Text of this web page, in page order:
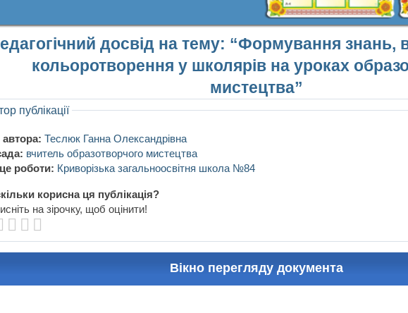
досвід на тему: “Формування знань,
кольоротворення у школярів на уроках
мистецтва”
публікації
автора: Теслюк Ганна Олександрівна
вчитель образотворчого мистецтва
роботи: Криворізька загальноосвітня школа №84
корисна ця публікація?
на зірочку, щоб оцінити!
Вікно перегляду документа